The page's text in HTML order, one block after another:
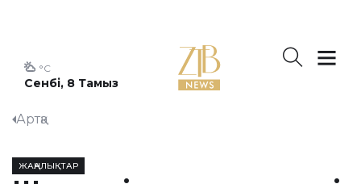
Сенбі, 8 Тамыз
°C
Артқа
ЖАҢАЛЫҚТАР